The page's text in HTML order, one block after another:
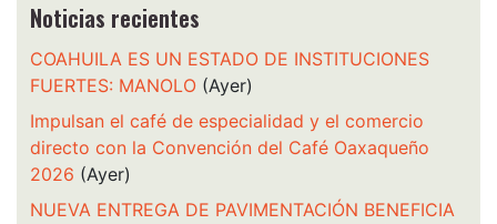
Noticias recientes
COAHUILA ES UN ESTADO DE INSTITUCIONES
FUERTES: MANOLO (Ayer)
Impulsan el café de especialidad y el comercio
directo con la Convención del Café Oaxaqueño
2026 (Ayer)
NUEVA ENTREGA DE PAVIMENTACIÓN BENEFICIA